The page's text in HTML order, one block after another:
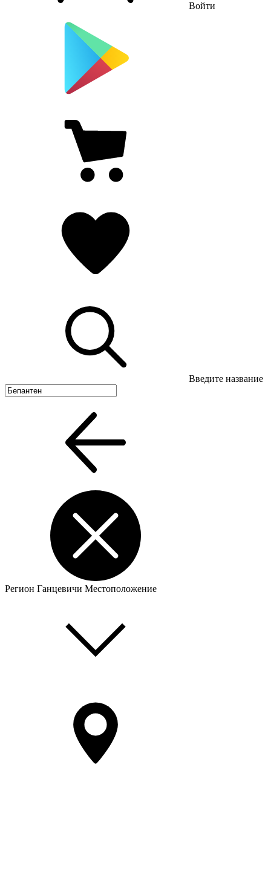
Войти
Введите название
Регион Ганцевичи Местоположение